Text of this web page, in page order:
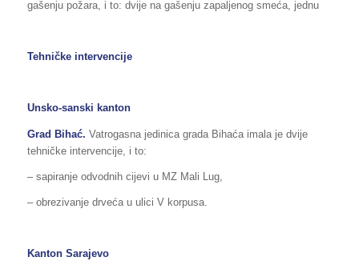
gašenju požara, i to: dvije na gašenju zapaljenog smeća, jednu
Tehničke intervencije
Unsko-sanski kanton
Grad Bihać. Vatrogasna jedinica grada Bihaća imala je dvije
tehničke intervencije, i to:
– sapiranje odvodnih cijevi u MZ Mali Lug,
– obrezivanje drveća u ulici V korpusa.
Kanton Sarajevo